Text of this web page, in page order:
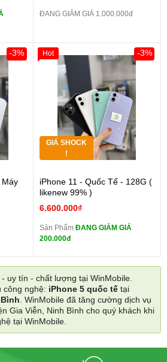
ĐANG GIẢM GIÁ 1.000.000đ
Máy
-3%
GIÁ SHOCK
!
iPhone 11 - Quốc Tế - 128G (
likenew 99% )
6.600.000₫
-3%
Sản Phẩm ĐANG GIẢM GIÁ
200.000đ
Hot
uy tín - chất lượng tại WinMobile.
công nghệ: iPhone 5 quốc tế tại
. WinMobile đã tăng cường dịch vụ
Gia Viễn, Ninh Bình cho quý khách khi
tại WinMobile.